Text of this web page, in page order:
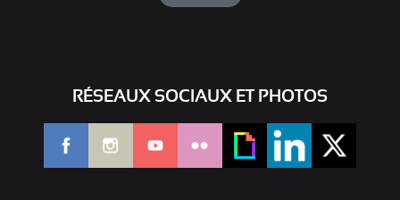
RÉSEAUX SOCIAUX ET PHOTOS